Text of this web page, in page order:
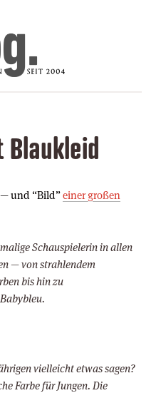
und “Bild”einer großen
Schauspielerin in allen
— von strahlendem
bis hin zu
vielleicht etwas sagen?
Farbe für Jungen. Die